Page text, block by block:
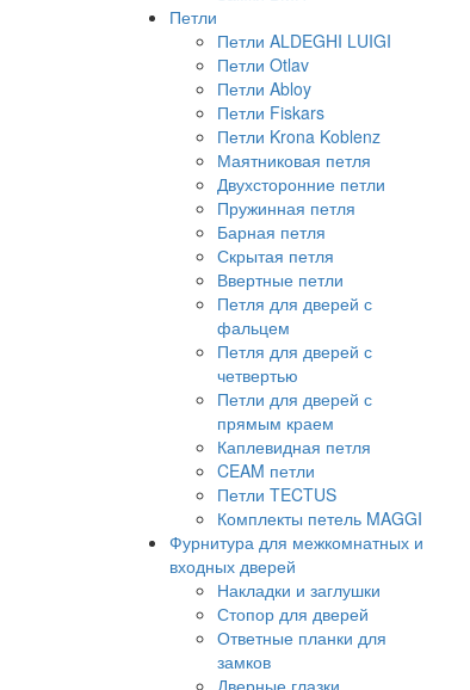
Петли
Петли ALDEGHI LUIGI
Петли Otlav
Петли Abloy
Петли Fiskars
Петли Krona Koblenz
Маятниковая петля
Двухсторонние петли
Пружинная петля
Барная петля
Скрытая петля
Ввертные петли
Петля для дверей с
фальцем
Петля для дверей с
четвертью
Петли для дверей с
прямым краем
Каплевидная петля
CEAM петли
Петли TECTUS
Комплекты петель MAGGI
Фурнитура для межкомнатных и
входных дверей
Накладки и заглушки
Стопор для дверей
Ответные планки для
замков
Дверные глазки